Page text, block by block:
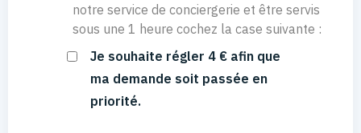
notre service de conciergerie et être servis
sous une 1 heure cochez la case suivante :
Je souhaite régler 4 € afin que
ma demande soit passée en
priorité.